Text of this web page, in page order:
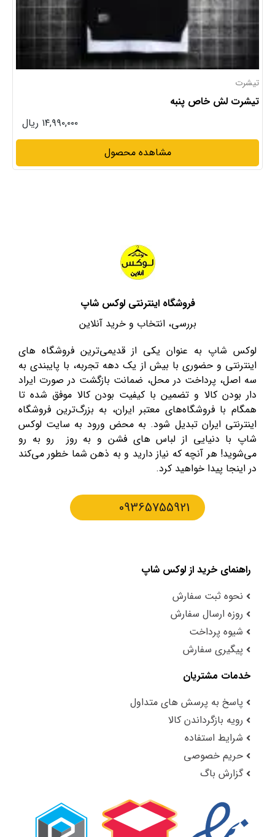
تیشرت های پرداخت درب منزل
تیشرت کلاهدار خاص
۱۳,۹۹۰,۰۰۰ ریال
مشاهده محصول
فروشگاه اینترنتی لوکس شاپ
بررسی، انتخاب و خرید آنلاین
لوکس شاپ به عنوان یکی از قدیمی‌ترین فروشگاه های
اینترنتی و حضوری با بیش از یک دهه تجربه، با پایبندی به
سه اصل، پرداخت در محل، ضمانت بازگشت در صورت ایراد
دار بودن کالا و تضمین با کیفیت بودن کالا موفق شده تا
همگام با فروشگاه‌های معتبر ایران، به بزرگ‌ترین فروشگاه
اینترنتی ایران تبدیل شود. به محض ورود به سایت لوکس
شاپ با دنیایی از لباس های فشن و به روز رو به رو
می‌شوید! هر آنچه که نیاز دارید و به ذهن شما خطور می‌کند
در اینجا پیدا خواهید کرد.
09365755921
راهنمای خرید از لوکس شاپ
نحوه ثبت سفارش
روزه ارسال سفارش
شیوه پرداخت
پیگیری سفارش
خدمات مشتریان
پاسخ به پرسش های متداول
رویه بازگرداندن کالا
شرایط استفاده
حریم خصوصی
گزارش باگ